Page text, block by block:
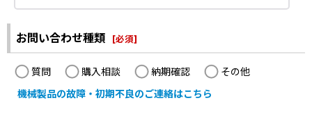
お問い合わせ種類 [必須]
質問 購入相談 納期確認
その他
機械製品の故障・初期不良のご連絡はこちら